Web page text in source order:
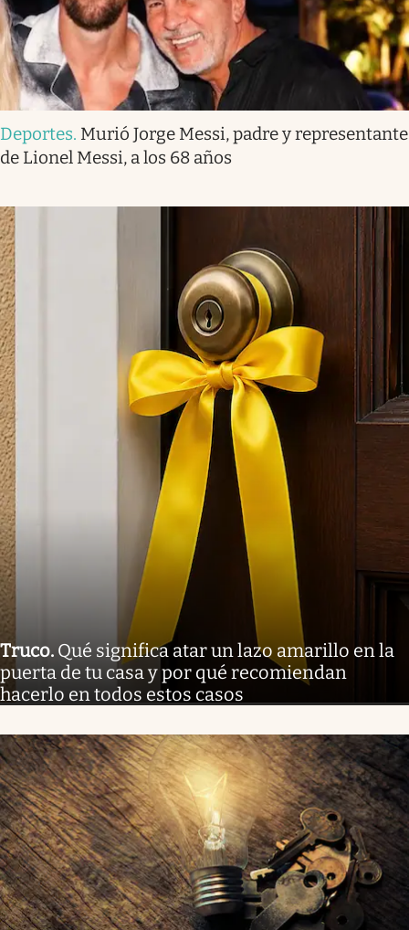
Deportes. Murió Jorge Messi, padre y representante
de Lionel Messi, a los 68 años
Truco. Qué significa atar un lazo amarillo en la
puerta de tu casa y por qué recomiendan
hacerlo en todos estos casos